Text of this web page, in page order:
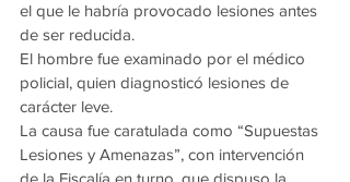
el que le habría provocado lesiones antes
de ser reducida.
El hombre fue examinado por el médico
policial, quien diagnosticó lesiones de
carácter leve.
La causa fue caratulada como “Supuestas
Lesiones y Amenazas”, con intervención
de la Fiscalía en turno, que dispuso la